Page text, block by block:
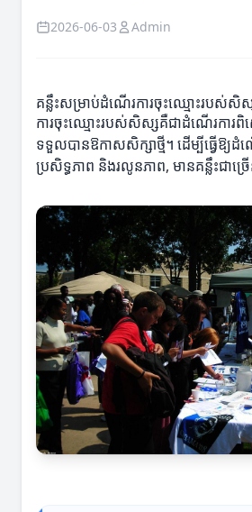
2026-06-03 Admin
គន្លឹះសម្រាប់ដំណើរការចុះឈ្មោះរបស់សិ
ការចុះឈ្មោះរបស់សិស្សគឺជាដំណើរការ
ទទួលបានឱកាសសិក្សាថ្មី។ ដើម្បីធ្វើឱ្យដំណ
ប្រសិទ្ធភាព និងរលូនភាព, មានគន្លឹះជា